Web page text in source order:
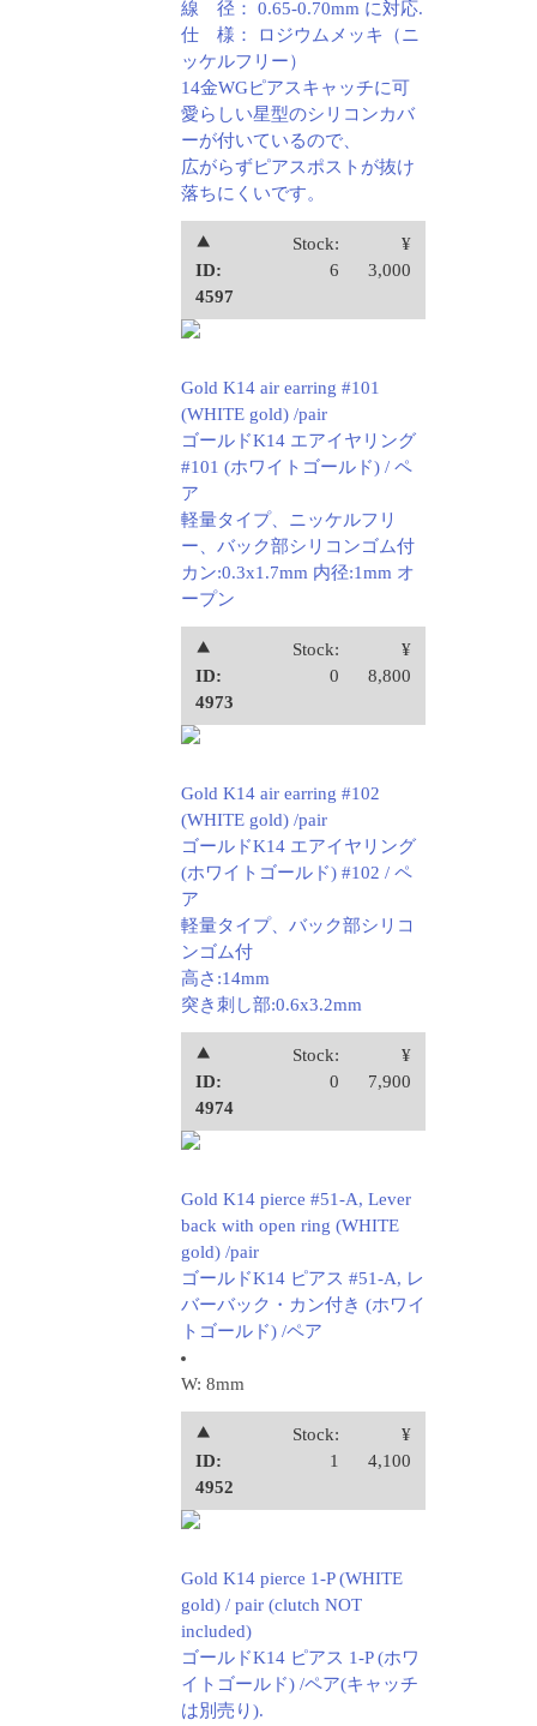
線 径： 0.65-0.70mm に対応.
仕 様： ロジウムメッキ（ニ
ッケルフリー）
14金WGピアスキャッチに可
愛らしい星型のシリコンカバ
ーが付いているので、
広がらずピアスポストが抜け
落ちにくいです。
⯅
ID:
4597
Stock:
6
¥
3,000
Gold K14 air earring #101
(WHITE gold) /pair
ゴールドK14 エアイヤリング
#101 (ホワイトゴールド) / ペ
ア
軽量タイプ、ニッケルフリ
ー、バック部シリコンゴム付
カン:0.3x1.7mm 内径:1mm オ
ープン
⯅
ID:
4973
Stock:
0
¥
8,800
Gold K14 air earring #102
(WHITE gold) /pair
ゴールドK14 エアイヤリング
(ホワイトゴールド) #102 / ペ
ア
軽量タイプ、バック部シリコ
ンゴム付
高さ:14mm
突き刺し部:0.6x3.2mm
⯅
ID:
4974
Stock:
0
¥
7,900
Gold K14 pierce #51-A, Lever
back with open ring (WHITE
gold) /pair
ゴールドK14 ピアス #51-A, レ
バーバック・カン付き (ホワイ
トゴールド) /ペア
W: 8mm
⯅
ID:
4952
Stock:
1
¥
4,100
Gold K14 pierce 1-P (WHITE
gold) / pair (clutch NOT
included)
ゴールドK14 ピアス 1-P (ホワ
イトゴールド) /ペア(キャッチ
は別売り).